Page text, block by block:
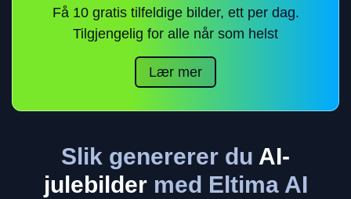
Få 10 gratis tilfeldige bilder, ett per dag.
Tilgjengelig for alle når som helst
Lær mer
Slik genererer du AI-
julebilder med Eltima AI